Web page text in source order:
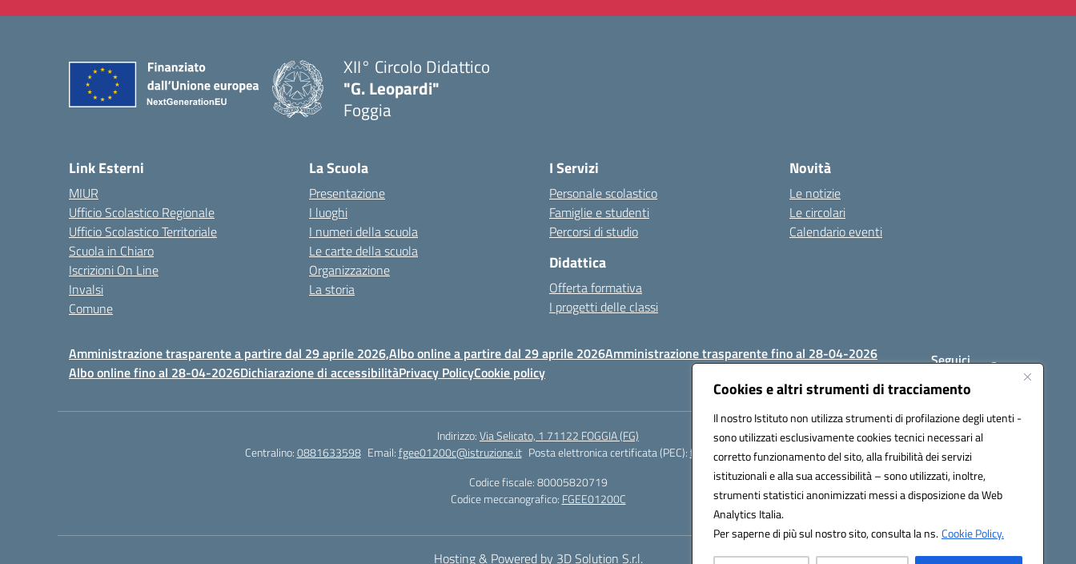
Cookies e altri strumenti di tracciamento
Il nostro Istituto non utilizza strumenti di profilazione degli utenti -
sono utilizzati esclusivamente cookies tecnici necessari al
corretto funzionamento del sito, alla fruibilità dei servizi
istituzionali e alla sua accessibilità – sono utilizzati, inoltre,
strumenti statistici anonimizzati messi a disposizione da Web
Analytics Italia.
Per saperne di più sul nostro sito, consulta la ns.Cookie Policy.
XII° Circolo Didattico
"G. Leopardi"
Foggia
Link Esterni
MIUR
Ufficio Scolastico Regionale
Ufficio Scolastico Territoriale
Scuola in Chiaro
Iscrizioni On Line
Invalsi
Comune
La Scuola
Presentazione
I luoghi
I numeri della scuola
Le carte della scuola
Organizzazione
La storia
I Servizi
Personale scolastico
Famiglie e studenti
Percorsi di studio
Didattica
Offerta formativa
I progetti delle classi
Novità
Le notizie
Le circolari
Calendario eventi
Amministrazione trasparente a partire dal 29 aprile 2026,Albo online a partire dal 29 aprile 2026Amministrazione trasparente fino al 28-04-2026
Albo online fino al 28-04-2026Dichiarazione di accessibilitàPrivacy PolicyCookie policy
Seguici
Indirizzo:Via Selicato, 1 71122 FOGGIA (FG)
Centralino:0881633598 Email:fgee01200c@istruzione.it Posta elettronica certificata (PEC):fgee01200c@pec.istruzione.it
Codice fiscale: 80005820719
Codice meccanografico: FGEE01200C
Hosting & Powered by 3D Solution S.r.l.